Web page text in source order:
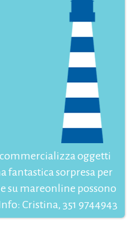
oggetti
fantastica sorpresa per
su mareonline possono
Cristina, 351 9744943